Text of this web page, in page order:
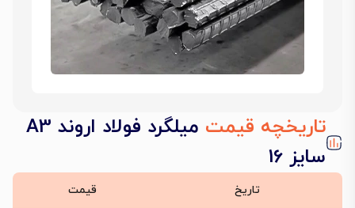
تاریخچه قیمت
میلگرد فولاد اروند A3
سایز 16
تاریخ قیمت